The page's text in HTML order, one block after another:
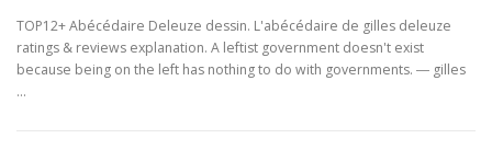
TOP12+ Abécédaire Deleuze dessin. L'abécédaire de gilles deleuze
ratings & reviews explanation. A leftist government doesn't exist
because being on the left has nothing to do with governments. ― gilles
…